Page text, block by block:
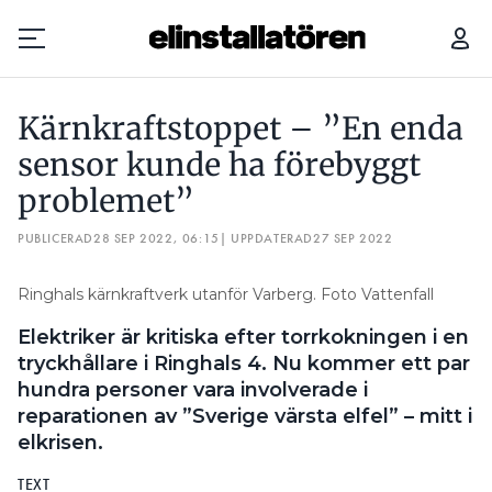
Prenumerera
Hantera prenumeration
Annonsera
Läs E-tidningen
Om tidningen
Kontakt
Personuppgifter
Kärnkraftstoppet – ”En enda
sensor kunde ha förebyggt
problemet”
PUBLICERAD28 SEP 2022, 06:15 | UPPDATERAD27 SEP 2022
Ringhals kärnkraftverk utanför Varberg. Foto Vattenfall
Elektriker är kritiska efter torrkokningen i en
tryckhållare i Ringhals 4. Nu kommer ett par
hundra personer vara involverade i
reparationen av ”Sverige värsta elfel” – mitt i
elkrisen.
TEXT